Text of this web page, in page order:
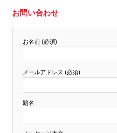
お問い合わせ
お名前 (必須)
メールアドレス (必須)
題名